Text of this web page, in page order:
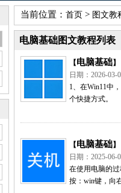
当前位置： 首页 > 图文教
电脑基础图文教程列表
【电脑基础】
日期：2026-
1、在Win11中
个快捷方式。
【电脑基础】
日期：2025-
在使用电脑的
按：win键，向